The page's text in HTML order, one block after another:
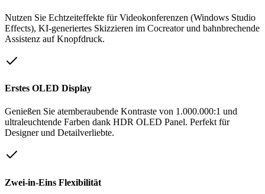
Nutzen Sie Echtzeiteffekte für Videokonferenzen (Windows Studio
Effects), KI-generiertes Skizzieren im Cocreator und bahnbrechende
Assistenz auf Knopfdruck.
Erstes OLED Display
Genießen Sie atemberaubende Kontraste von 1.000.000:1 und
ultraleuchtende Farben dank HDR OLED Panel. Perfekt für
Designer und Detailverliebte.
Zwei-in-Eins Flexibilität